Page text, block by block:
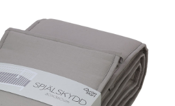
Leksaker
& bädd
Tillbehör